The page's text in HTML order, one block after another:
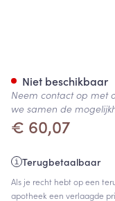
€ 60,07
Terugbetaalbaar
Als je recht hebt op een
apotheek een verlaagde
Niet beschikbaar
Neem contact op met
we samen de